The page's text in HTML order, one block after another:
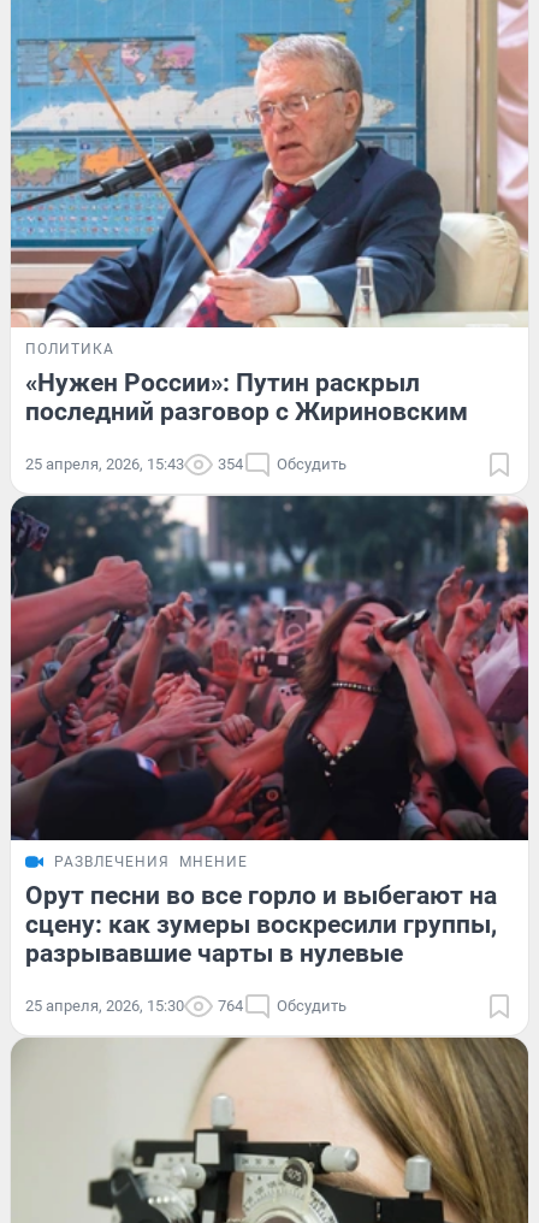
ПОЛИТИКА
«Нужен России»: Путин раскрыл
последний разговор с Жириновским
25 апреля, 2026, 15:43 354 Обсудить
РАЗВЛЕЧЕНИЯ МНЕНИЕ
Орут песни во все горло и выбегают на
сцену: как зумеры воскресили группы,
разрывавшие чарты в нулевые
25 апреля, 2026, 15:30 764 Обсудить